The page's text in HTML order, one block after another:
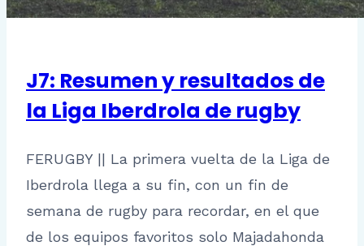
J7: Resumen y resultados de
la Liga Iberdrola de rugby
FERUGBY || La primera vuelta de la Liga de
Iberdrola llega a su fin, con un fin de
semana de rugby para recordar, en el que
de los equipos favoritos solo Majadahonda